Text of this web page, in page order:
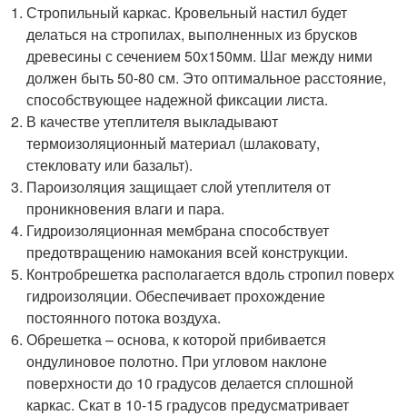
Стропильный каркас. Кровельный настил будет
делаться на стропилах, выполненных из брусков
древесины с сечением 50х150мм. Шаг между ними
должен быть 50-80 см. Это оптимальное расстояние,
способствующее надежной фиксации листа.
В качестве утеплителя выкладывают
термоизоляционный материал (шлаковату,
стекловату или базальт).
Пароизоляция защищает слой утеплителя от
проникновения влаги и пара.
Гидроизоляционная мембрана способствует
предотвращению намокания всей конструкции.
Контробрешетка располагается вдоль стропил поверх
гидроизоляции. Обеспечивает прохождение
постоянного потока воздуха.
Обрешетка – основа, к которой прибивается
ондулиновое полотно. При угловом наклоне
поверхности до 10 градусов делается сплошной
каркас. Скат в 10-15 градусов предусматривает